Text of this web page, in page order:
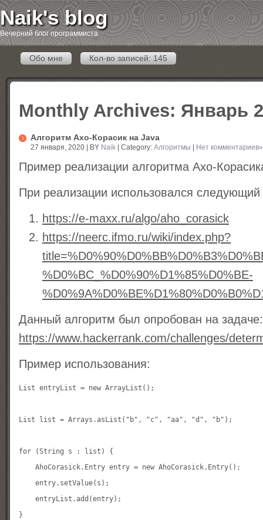
Naik's blog
Вечерний блог программиста
Обо мне Кол-во записей: 145
Monthly Archives: Январь
Алгоритм Ахо-Корасик на Java
27 января, 2020 | BY Naik | Category:Алгоритмы Нет комментариев»
Пример реализации алгоритма Ахо-
При реализации использовался
https://e-maxx.ru/algo/aho_corasick
https://neerc.ifmo.ru/wiki/index.php?
%D0%BC_%D0%90%D1%85%D0%BE-
Данный алгоритм был опробован на задаче:
https://www.hackerrank.com/challenges/
Пример использования:
List entryList = new ArrayList();
List list = Arrays.asList("b", "c", "aa", "d", "b");
for (String s : list) {
    AhoCorasick.Entry entry = new AhoCorasick.Entry();
    entry.setValue(s);
    entryList.add(entry);
}